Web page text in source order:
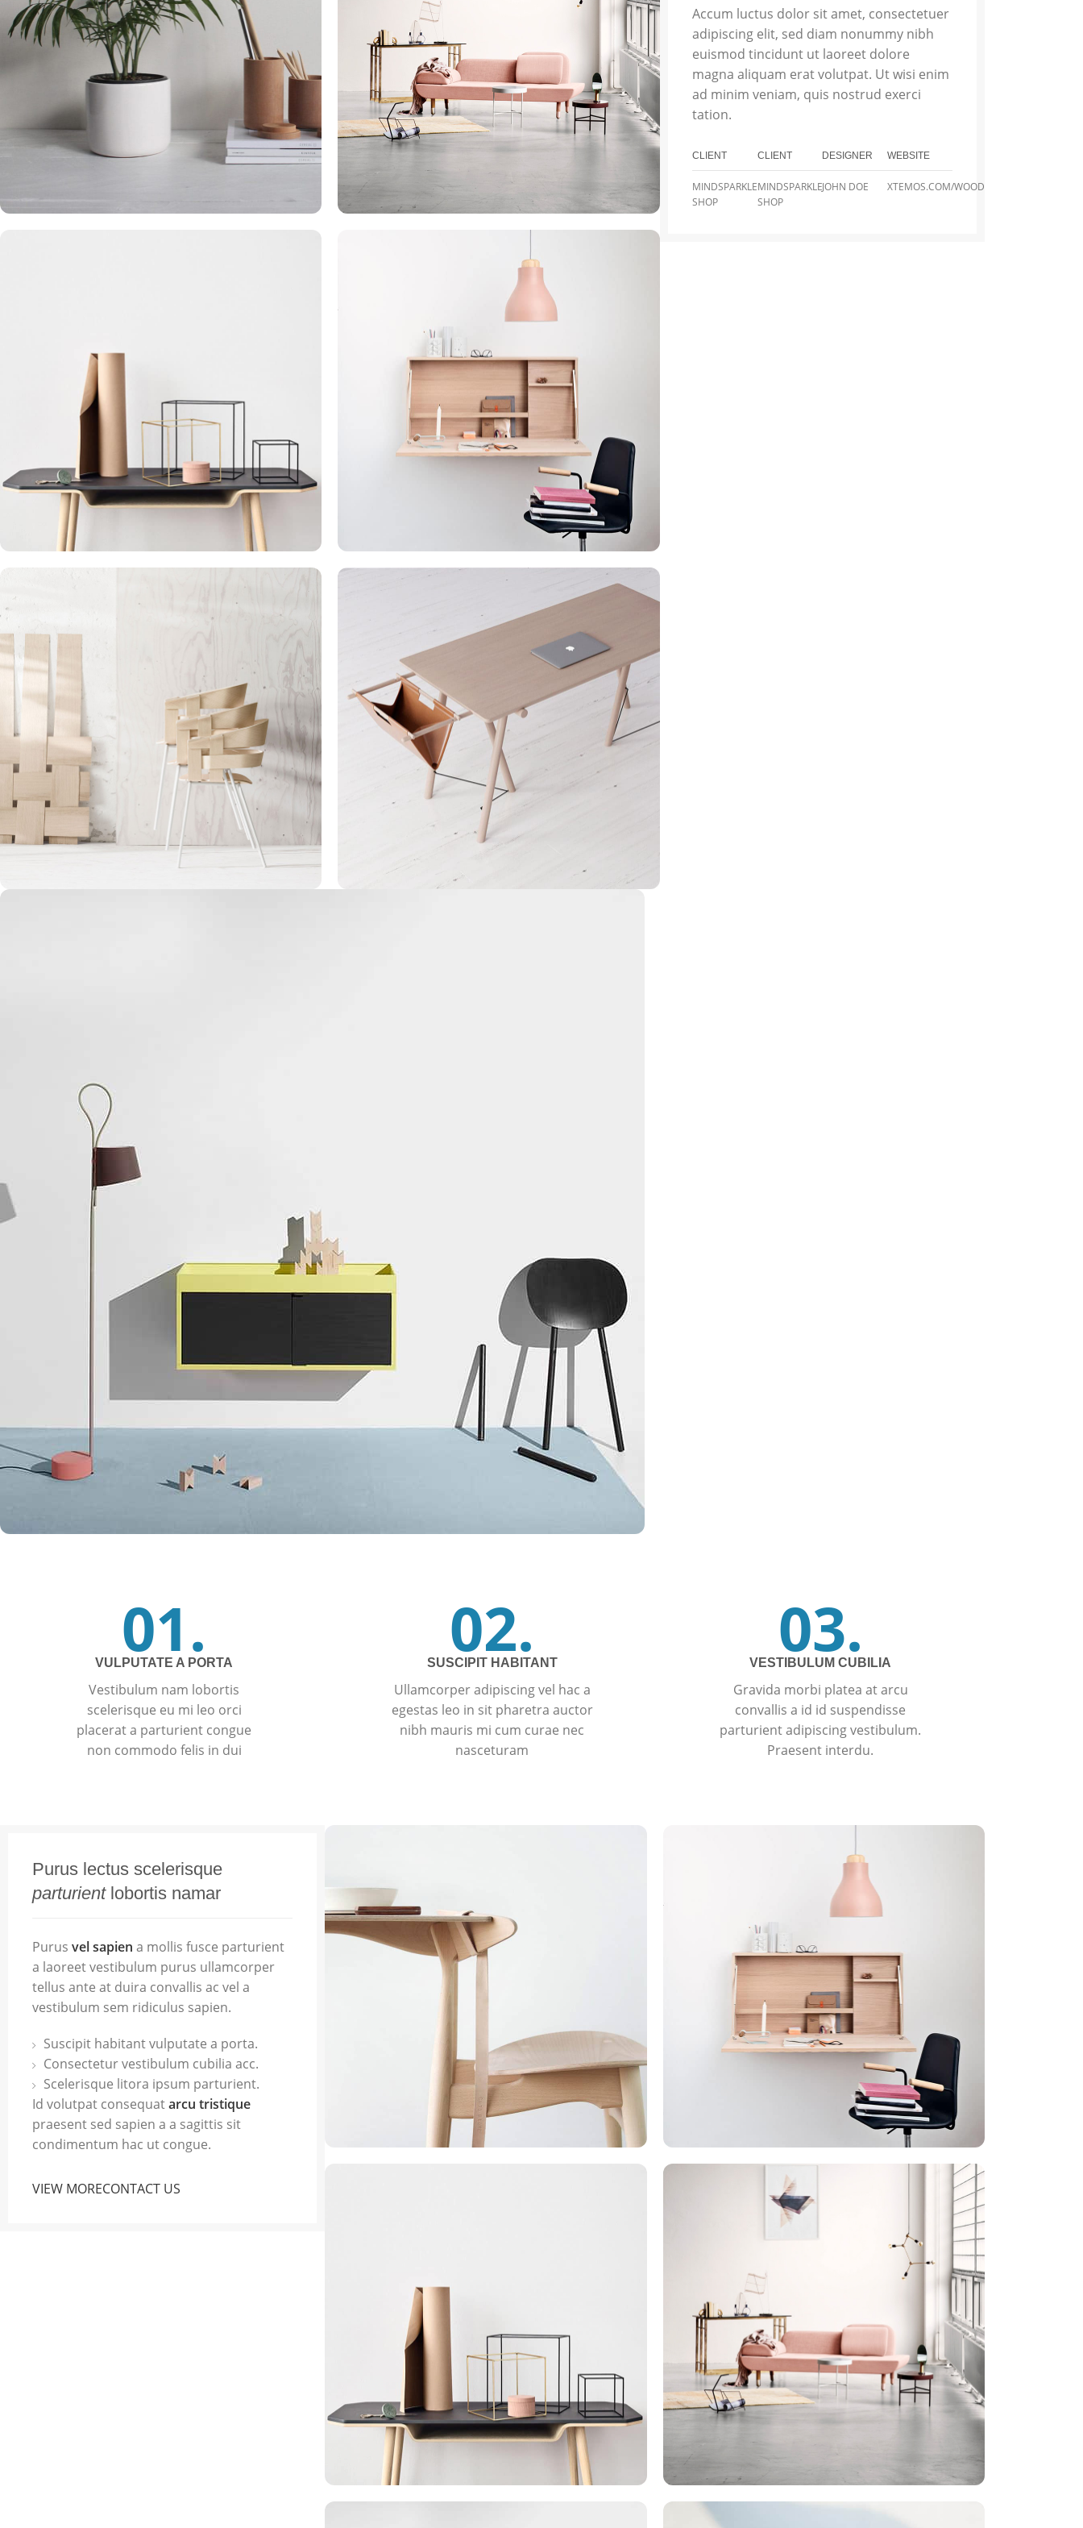
Accum luctus dolor sit amet, consectetuer
adipiscing elit, sed diam nonummy nibh
euismod tincidunt ut laoreet dolore
magna aliquam erat volutpat. Ut wisi enim
ad minim veniam, quis nostrud exerci
tation.
CLIENT
MINDSPARKLE
SHOP
CLIENT
MINDSPARKLE
SHOP
DESIGNER
JOHN DOE
WEBSITE
XTEMOS.COM/WOOD
01.
VULPUTATE A PORTA
Vestibulum nam lobortis
scelerisque eu mi leo orci
placerat a parturient congue
non commodo felis in dui
02.
SUSCIPIT HABITANT
Ullamcorper adipiscing vel hac a
egestas leo in sit pharetra auctor
nibh mauris mi cum curae nec
nasceturam
03.
VESTIBULUM CUBILIA
Gravida morbi platea at arcu
convallis a id id suspendisse
parturient adipiscing vestibulum.
Praesent interdu.
Purus lectus scelerisque
parturientlobortis namar
Purus vel sapien a mollis fusce parturient
a laoreet vestibulum purus ullamcorper
tellus ante at duira convallis ac vel a
vestibulum sem ridiculus sapien.
Suscipit habitant vulputate a porta.
Consectetur vestibulum cubilia acc.
Scelerisque litora ipsum parturient.
Id volutpat consequatarcu tristique
praesent sed sapien a a sagittis sit
condimentum hac ut congue.
VIEW MORECONTACT US